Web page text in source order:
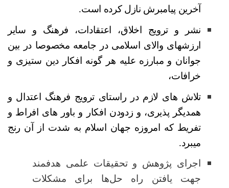
آخرین پیامبرش نازل کرده است.
نشر و ترویج اخلاق، اعتقادات، فرهنگ و سایر
ارزشهای والای اسلامی در جامعه مخصوصا در بین
جوانان و مبارزه علیه هر گونه افکار دین ستیزی و
خرافات،
تلاش های لازم در راستای ترویج فرهنگ اعتدال و
همدیگر پذیری، و زدودن افکار و باور های افراط و
تفریط که امروزه جهان اسلام به شدت از آن رنج
میبرد.
اجرای پژوهش و تحقیقات علمی هدفمند
جهت یافتن راه حل‌ها برای مشکلات